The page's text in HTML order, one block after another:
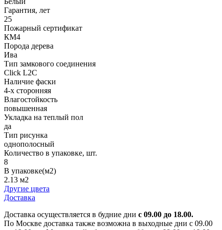
Гарантия, лет
25
Пожарный сертификат
КМ4
Порода дерева
Ива
Тип замкового соединения
Click L2C
Наличие фаски
4-х сторонняя
Влагостойкость
повышенная
Укладка на теплый пол
да
Тип рисунка
однополосный
Количество в упаковке, шт.
8
В упаковке(м2)
2.13 м2
Другие цвета
Доставка
Доставка осуществляется в будние дни с 09.00 до 18.00.
По Москве доставка также возможна в выходные дни с 09.00